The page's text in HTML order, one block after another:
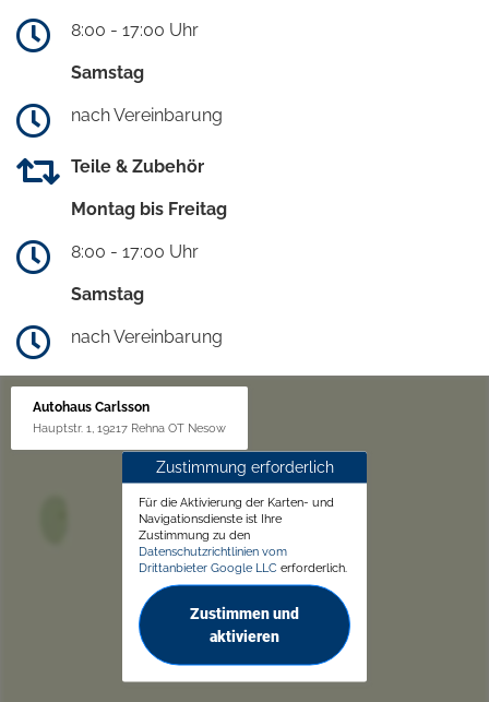
8:00 - 17:00 Uhr
Samstag
nach Vereinbarung
Teile & Zubehör
Montag bis Freitag
8:00 - 17:00 Uhr
Samstag
nach Vereinbarung
Autohaus Carlsson
Hauptstr. 1, 19217 Rehna OT Nesow
Zustimmung erforderlich
Für die Aktivierung der Karten- und
Navigationsdienste ist Ihre
Zustimmung zu den
Datenschutzrichtlinien vom
Drittanbieter Google LLC erforderlich.
Zustimmen und
aktivieren